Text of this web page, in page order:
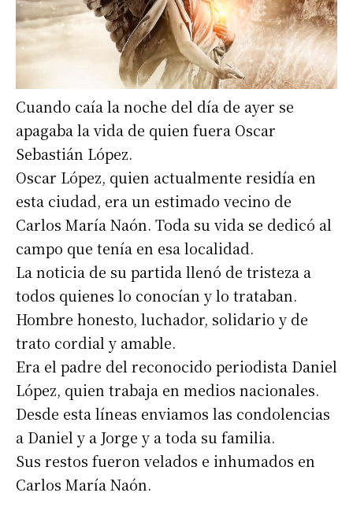
Cuando caía la noche del día de ayer se
apagaba la vida de quien fuera Oscar
Sebastián López.
Oscar López, quien actualmente residía en
esta ciudad, era un estimado vecino de
Carlos María Naón. Toda su vida se dedicó al
campo que tenía en esa localidad.
La noticia de su partida llenó de tristeza a
todos quienes lo conocían y lo trataban.
Hombre honesto, luchador, solidario y de
trato cordial y amable.
Era el padre del reconocido periodista Daniel
López, quien trabaja en medios nacionales.
Desde esta líneas enviamos las condolencias
a Daniel y a Jorge y a toda su familia.
Sus restos fueron velados e inhumados en
Carlos María Naón.